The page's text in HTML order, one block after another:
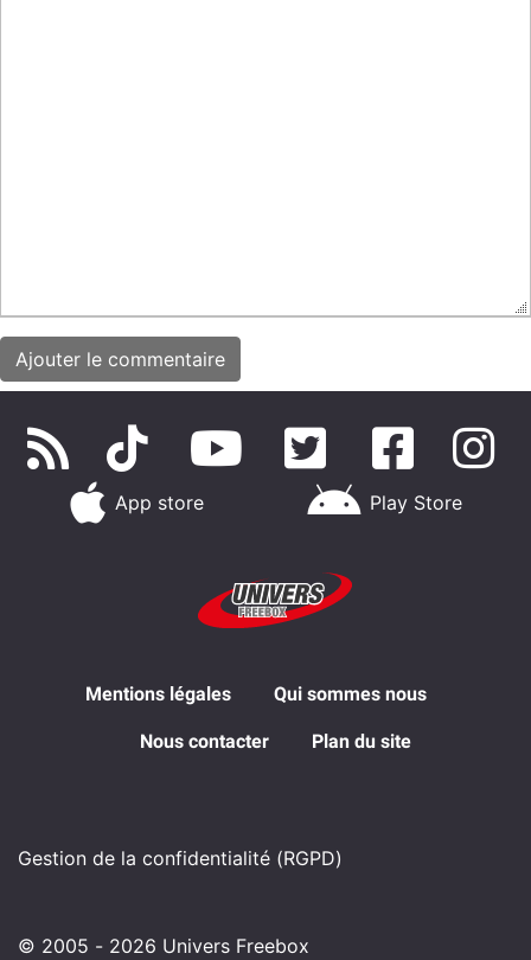
App store Play Store
Mentions légales Qui sommes nous
Nous contacter Plan du site
Gestion de la confidentialité (RGPD)
© 2005 - 2026 Univers Freebox